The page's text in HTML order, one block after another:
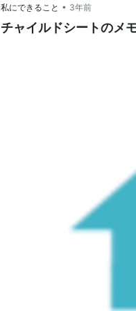
私にできること • 3年前
チャイルドシートのメ